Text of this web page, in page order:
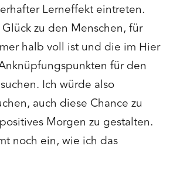
Lerneffekt eintreten.
zu den Menschen, für
halb voll ist und die im Hier
für den
Ich würde also
auch diese Chance zu
Morgen zu gestalten.
noch ein, wie ich das